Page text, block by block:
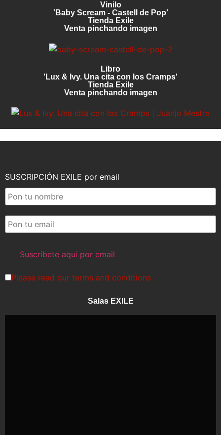
Vinilo
'Baby Scream - Castell de Pop'
Tienda Exile
Venta pinchando imagen
Libro
'Lux & Ivy. Una cita con los Cramps'
Tienda Exile
Venta pinchando imagen
SUSCRIPCIÓN EXILE por email
Please read our terms and conditions
Salas EXILE